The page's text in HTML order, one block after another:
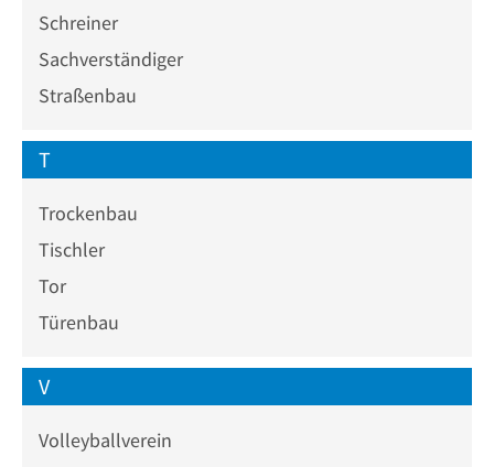
Schreiner
Sachverständiger
Straßenbau
T
Trockenbau
Tischler
Tor
Türenbau
V
Volleyballverein